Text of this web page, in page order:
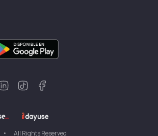
• All Rights Reserved